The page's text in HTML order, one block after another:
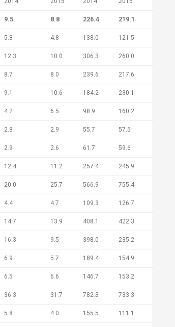
9.5 8.8 226.4 219.1
5.8 4.8 138.0 121.5
12.3 10.0 306.3 260.0
8.7 8.0 239.6 217.6
9.1 10.6 184.2 230.1
4.2 6.5 98.9 160.2
2.8 2.9 55.7 57.5
2.9 2.6 61.7 59.6
12.4 11.2 257.4 245.9
20.0 25.7 566.9 755.4
4.4 4.7 109.3 126.7
14.7 13.9 408.1 422.3
16.3 9.5 398.0 235.2
6.9 5.7 189.4 154.9
6.5 6.6 146.7 153.2
36.3 31.7 782.3 733.3
5.8 4.0 155.5 111.1